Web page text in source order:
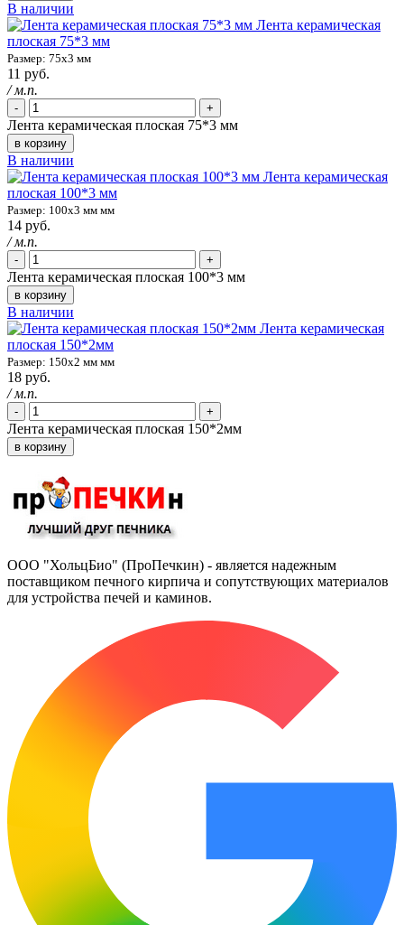
В наличии
Лента керамическая
плоская 75*3 мм
Размер: 75х3 мм
11 руб.
/ м.п.
- +
Лента керамическая плоская 75*3 мм
в корзину
В наличии
Лента керамическая
плоская 100*3 мм
Размер: 100х3 мм мм
14 руб.
/ м.п.
- +
Лента керамическая плоская 100*3 мм
в корзину
В наличии
Лента керамическая
плоская 150*2мм
Размер: 150х2 мм мм
18 руб.
/ м.п.
- +
Лента керамическая плоская 150*2мм
в корзину
ООО "ХольцБио" (ПроПечкин) - является надежным
поставщиком печного кирпича и сопутствующих материалов
для устройства печей и каминов.